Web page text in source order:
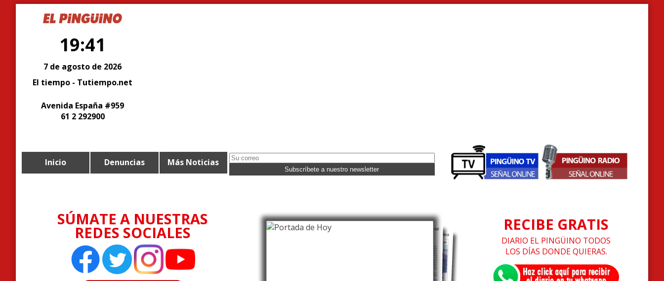
19:41
7 de agosto de 2026
El tiempo - Tutiempo.net
Avenida España #959
61 2 292900
Inicio Denuncias Más Noticias
SÚMATE A NUESTRAS
REDES SOCIALES RECIBE GRATIS
DIARIO EL PINGÜINO TODOS
LOS DÍAS DONDE QUIERAS.